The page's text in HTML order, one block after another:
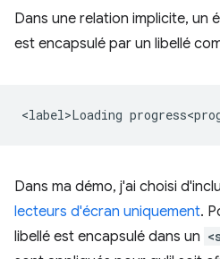
Dans une relation implicite, un
est encapsulé par un libellé
Dans ma démo, j'ai choisi
lecteurs d'écran uniquement.
libellé est encapsulé dans un